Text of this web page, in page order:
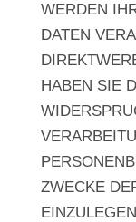
WERDEN
DATEN
HABEN SIE
ZWECKE